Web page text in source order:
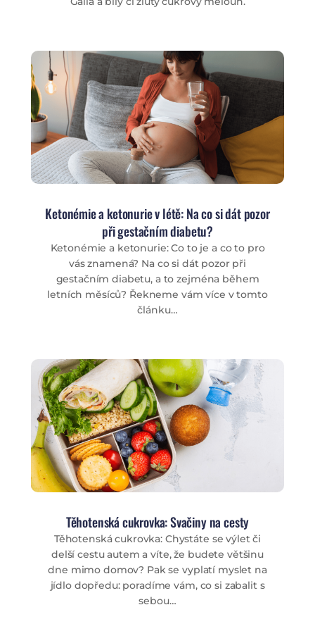
Ketonémie a ketonurie v létě: Na co si dát pozor
při gestačním diabetu?
Ketonémie a ketonurie: Co to je a co to pro
vás znamená? Na co si dát pozor při
gestačním diabetu, a to zejména během
letních měsíců? Řekneme vám více v tomto
článku…
Těhotenská cukrovka: Svačiny na cesty
Těhotenská cukrovka: Chystáte se výlet či
delší cestu autem a víte, že budete většinu
dne mimo domov? Pak se vyplatí myslet na
jídlo dopředu: poradíme vám, co si zabalit s
sebou…